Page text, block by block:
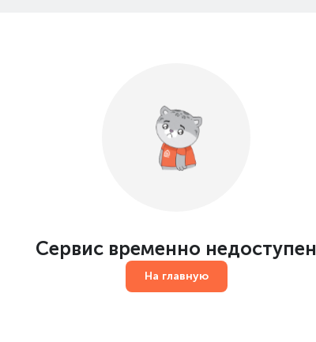
Сервис временно недоступен
На главную